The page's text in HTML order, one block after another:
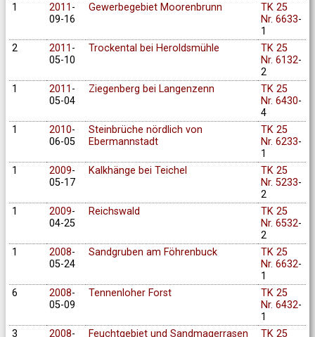
1
2011 -
09-16
Gewerbegebiet Moorenbrunn
TK 25
Nr. 6633-
1
2
2011 -
05-10
Trockental bei Heroldsmühle
TK 25
Nr. 6132-
2
1
2011 -
05-04
Ziegenberg bei Langenzenn
TK 25
Nr. 6430-
4
1
2010-
06-05
Steinbrüche nördlich von
Ebermannstadt
TK 25
Nr. 6233-
1
1
2009-
05-17
Kalkhänge bei Teichel
TK 25
Nr. 5233-
2
1
2009-
04-25
Reichswald
TK 25
Nr. 6532-
2
1
2008-
05-24
Sandgruben am Föhrenbuck
TK 25
Nr. 6632-
1
6
2008-
05-09
Tennenloher Forst
TK 25
Nr. 6432-
1
3
2008-
Feuchtgebiet und Sandmagerrasen
TK 25